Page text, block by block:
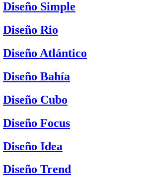
Diseño Simple
Diseño Rio
Diseño Atlántico
Diseño Bahía
Diseño Cubo
Diseño Focus
Diseño Idea
Diseño Trend